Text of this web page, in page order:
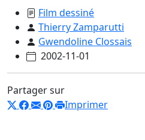
Film dessiné
Thierry Zamparutti
Gwendoline Clossais
2002-11-01
Partager sur
Imprimer